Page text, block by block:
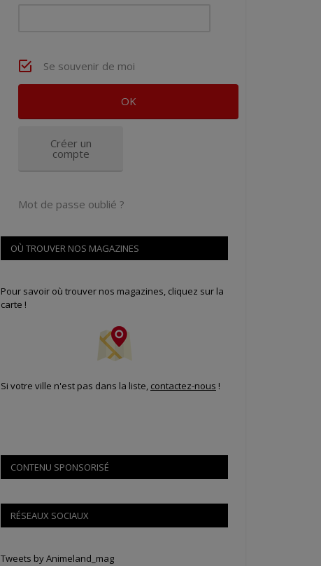
Se souvenir de moi
Créer un
compte
Mot de passe oublié ?
OÙ TROUVER NOS MAGAZINES
Pour savoir où trouver nos magazines, cliquez sur la
carte !
Si votre ville n'est pas dans la liste, contactez-nous !
CONTENU SPONSORISÉ
RÉSEAUX SOCIAUX
Tweets by Animeland_mag